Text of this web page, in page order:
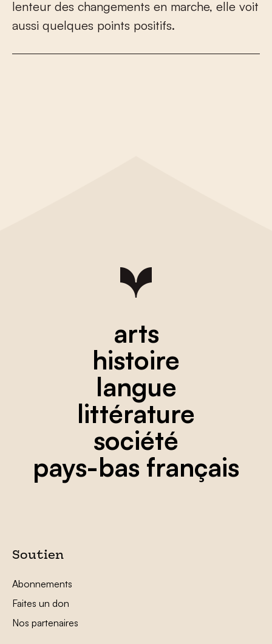
lenteur des changements en marche, elle voit
aussi quelques points positifs.
arts
histoire
langue
littérature
société
pays-bas français
Soutien
Abonnements
Faites un don
Nos partenaires